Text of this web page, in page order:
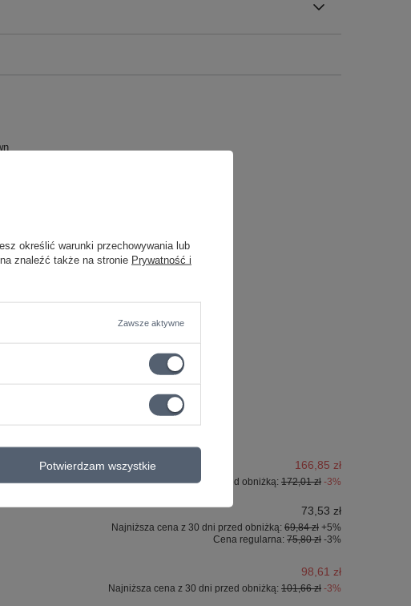
166,85 zł
Najniższa cena z 30 dni przed obniżką: 172,01 zł -3%
73,53 zł
Najniższa cena z 30 dni przed obniżką: 69,84 zł +5%
Cena regularna: 75,80 zł -3%
98,61 zł
Najniższa cena z 30 dni przed obniżką: 101,66 zł -3%
określić warunki przechowywania lub
znaleźć także na stronie Prywatność i
Zawsze aktywne
Potwierdzam wszystkie